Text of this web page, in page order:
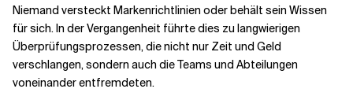
Niemand versteckt Markenrichtlinien oder behält sein Wissen
für sich. In der Vergangenheit führte dies zu langwierigen
Überprüfungsprozessen, die nicht nur Zeit und Geld
verschlangen, sondern auch die Teams und Abteilungen
voneinander entfremdeten.